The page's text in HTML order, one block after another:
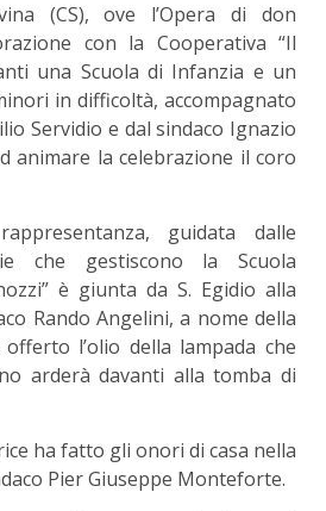
(CS), ove l’Opera di don
con la Cooperativa “Il
una Scuola di Infanzia e un
in difficoltà, accompagnato
Servidio e dal sindaco Ignazio
animare la celebrazione il coro
guidata dalle
che gestiscono la Scuola
è giunta da S. Egidio alla
Rando Angelini, a nome della
l’olio della lampada che
arderà davanti alla tomba di
ha fatto gli onori di casa nella
Pier Giuseppe Monteforte.